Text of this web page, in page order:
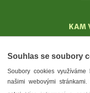
KAM
Souhlas se soubory
Soubory cookies
našimi webovými